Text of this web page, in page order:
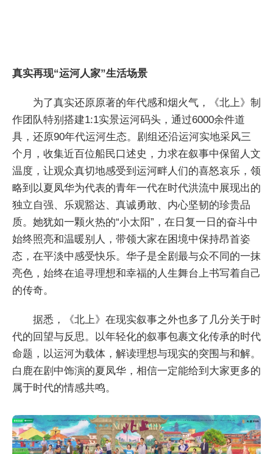
真实再现“运河人家”生活场景
为了真实还原原著的年代感和烟火气，《北上》制
作团队特别搭建1:1实景运河码头，通过6000余件道
具，还原90年代运河生态。剧组还沿运河实地采风三
个月，收集近百位船民口述史，力求在叙事中保留人文
温度，让观众真切地感受到运河畔人们的喜怒哀乐，领
略到以夏凤华为代表的青年一代在时代洪流中展现出的
独立自强、乐观豁达、真诚勇敢、内心坚韧的珍贵品
质。她犹如一颗火热的“小太阳”，在日复一日的奋斗中
始终照亮和温暖别人，带领大家在困境中保持昂首姿
态，在平淡中感受快乐。华子是全剧最与众不同的一抹
亮色，始终在追寻理想和幸福的人生舞台上书写着自己
的传奇。
据悉，《北上》在现实叙事之外也多了几分关于时
代的回望与反思。以年轻化的叙事包裹文化传承的时代
命题，以运河为载体，解读理想与现实的突围与和解。
白鹿在剧中饰演的夏凤华，相信一定能给到大家更多的
属于时代的情感共鸣。